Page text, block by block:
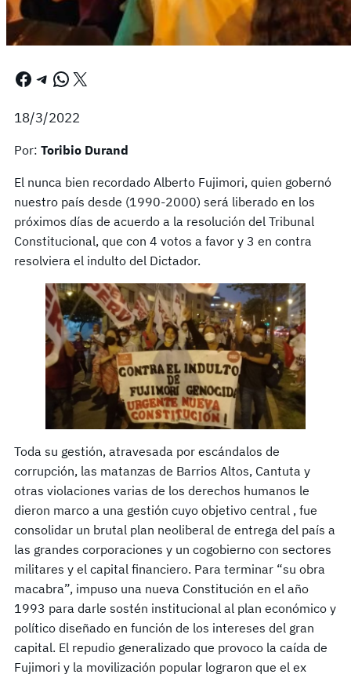
Facebook Telegram WhatsApp X
18/3/2022
Por: Toribio Durand
El nunca bien recordado Alberto Fujimori, quien gobernó
nuestro país desde (1990-2000) será liberado en los
próximos días de acuerdo a la resolución del Tribunal
Constitucional, que con 4 votos a favor y 3 en contra
resolviera el indulto del Dictador.
Toda su gestión, atravesada por escándalos de
corrupción, las matanzas de Barrios Altos, Cantuta y
otras violaciones varias de los derechos humanos le
dieron marco a una gestión cuyo objetivo central , fue
consolidar un brutal plan neoliberal de entrega del país a
las grandes corporaciones y un cogobierno con sectores
militares y el capital financiero. Para terminar “su obra
macabra”, impuso una nueva Constitución en el año
1993 para darle sostén institucional al plan económico y
político diseñado en función de los intereses del gran
capital. El repudio generalizado que provoco la caída de
Fujimori y la movilización popular lograron que el ex